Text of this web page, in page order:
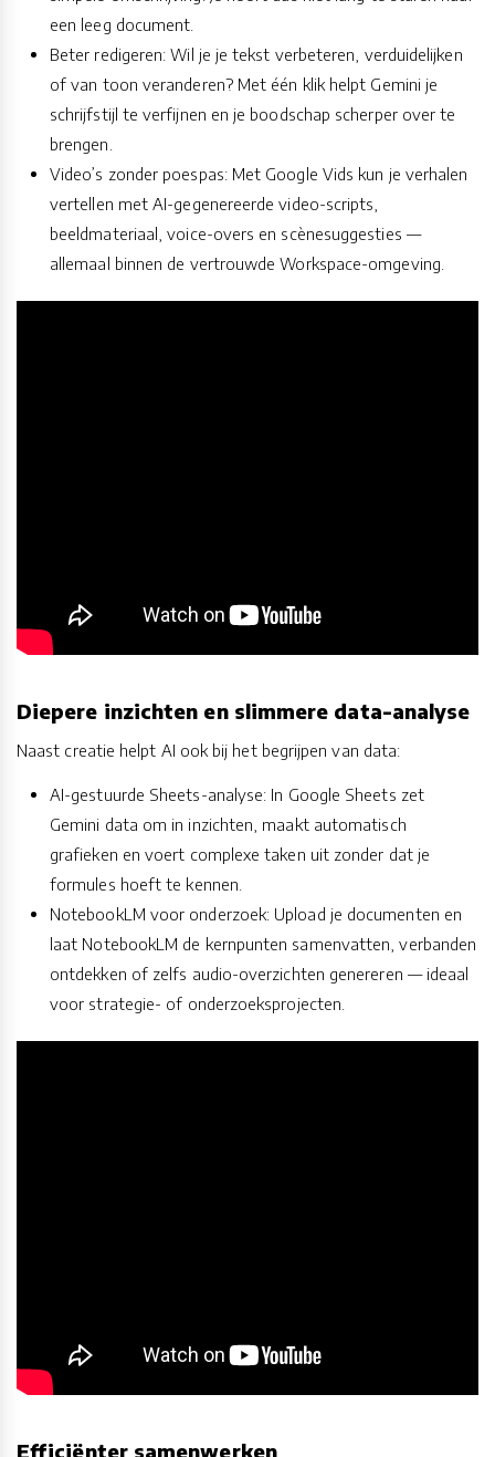
een leeg document.
Beter redigeren: Wil je je tekst verbeteren, verduidelijken
of van toon veranderen? Met één klik helpt Gemini je
schrijfstijl te verfijnen en je boodschap scherper over te
brengen.
Video’s zonder poespas: Met Google Vids kun je verhalen
vertellen met AI-gegenereerde video-scripts,
beeldmateriaal, voice-overs en scènesuggesties —
allemaal binnen de vertrouwde Workspace-omgeving.
Diepere inzichten en slimmere data-analyse
Naast creatie helpt AI ook bij het begrijpen van data:
AI-gestuurde Sheets-analyse: In Google Sheets zet
Gemini data om in inzichten, maakt automatisch
grafieken en voert complexe taken uit zonder dat je
formules hoeft te kennen.
NotebookLM voor onderzoek: Upload je documenten en
laat NotebookLM de kernpunten samenvatten, verbanden
ontdekken of zelfs audio-overzichten genereren — ideaal
voor strategie- of onderzoeksprojecten.
Efficiënter samenwerken